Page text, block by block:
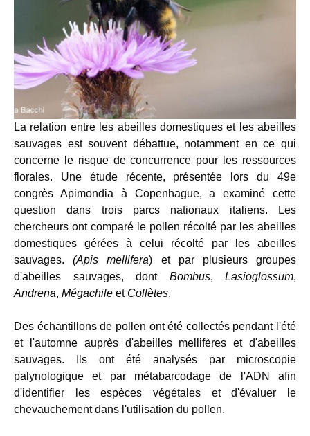
La relation entre les abeilles domestiques et les abeilles
sauvages est souvent débattue, notamment en ce qui
concerne le risque de concurrence pour les ressources
florales. Une étude récente, présentée lors du 49e
congrès Apimondia à Copenhague, a examiné cette
question dans trois parcs nationaux italiens. Les
chercheurs ont comparé le pollen récolté par les abeilles
domestiques gérées à celui récolté par les abeilles
sauvages.(Apis mellifera) et par plusieurs groupes
d'abeilles sauvages, dont Bombus, Lasioglossum,
Andrena, Mégachile et Collètes.
Des échantillons de pollen ont été collectés pendant l'été
et l'automne auprès d'abeilles mellifères et d'abeilles
sauvages. Ils ont été analysés par microscopie
palynologique et par métabarcodage de l'ADN afin
d'identifier les espèces végétales et d'évaluer le
chevauchement dans l'utilisation du pollen.